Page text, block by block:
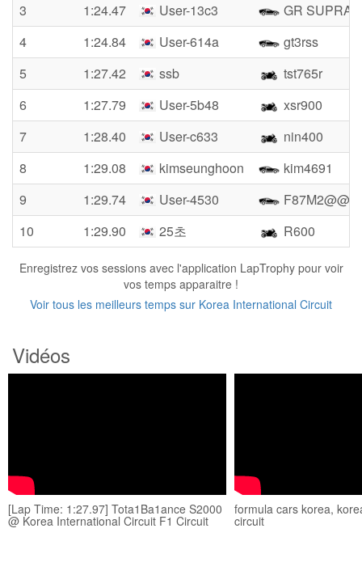
3
1:24.47 User-13c3
GR SUPRA
4
1:24.84 User-614a
gt3rss
5
1:27.42 ssb
tst765r
6
1:27.79 User-5b48
xsr900
7
1:28.40 User-c633
nin400
8
1:29.08 kimseunghoon
kim4691
9
1:29.74 User-4530
F87M2@@
10
1:29.90 25초 R600
Enregistrez vos sessions avec l'application LapTrophy pour voir
vos temps apparaitre !
Voir tous les meilleurs temps sur Korea International Circuit
Vidéos
[Lap Time: 1:27.97] Tota1Ba1ance S2000
@ Korea International Circuit F1 Circuit
formula cars korea,
circuit